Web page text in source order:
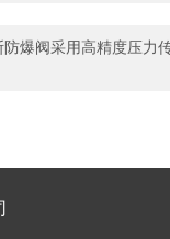
防爆阀采用高精度压力